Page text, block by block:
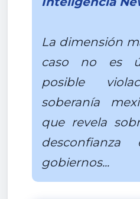
La dimensión
caso no es
posible
soberanía
que revela
gobiernos...